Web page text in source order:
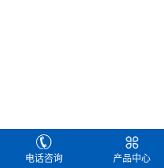
电话咨询 产品中心